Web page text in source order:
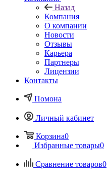
Назад
Компания
О компании
Новости
Отзывы
Карьера
Партнеры
Лицензии
Контакты
Помона
Личный кабинет
Корзина0
Избранные товары0
Сравнение товаров0